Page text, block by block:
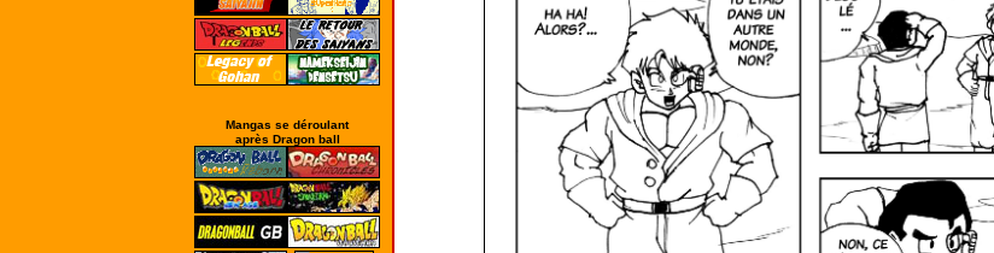
Mangas se déroulant
après Dragon ball